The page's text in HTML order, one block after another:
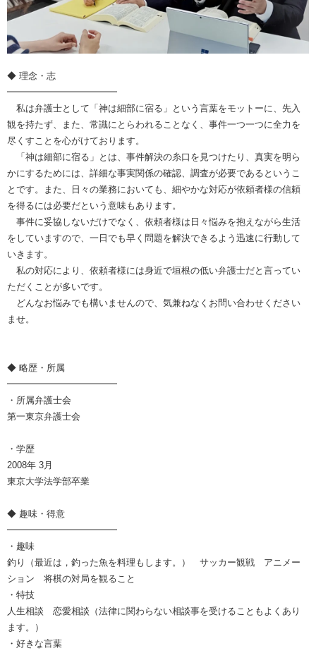
◆ 理念・志
━━━━━━━━━━━━
私は弁護士として「神は細部に宿る」という言葉をモットーに、先入
観を持たず、また、常識にとらわれることなく、事件一つ一つに全力を
尽くすことを心がけております。
「神は細部に宿る」とは、事件解決の糸口を見つけたり、真実を明ら
かにするためには、詳細な事実関係の確認、調査が必要であるというこ
とです。また、日々の業務においても、細やかな対応が依頼者様の信頼
を得るには必要だという意味もあります。
事件に妥協しないだけでなく、依頼者様は日々悩みを抱えながら生活
をしていますので、一日でも早く問題を解決できるよう迅速に行動して
いきます。
私の対応により、依頼者様には身近で垣根の低い弁護士だと言ってい
ただくことが多いです。
どんなお悩みでも構いませんので、気兼ねなくお問い合わせください
ませ。
◆ 略歴・所属
━━━━━━━━━━━━
・所属弁護士会
第一東京弁護士会
・学歴
2008年 3月
東京大学法学部卒業
◆ 趣味・得意
━━━━━━━━━━━━
・趣味
釣り（最近は，釣った魚を料理もします。） サッカー観戦 アニメー
ション 将棋の対局を観ること
・特技
人生相談 恋愛相談（法律に関わらない相談事を受けることもよくあり
ます。）
・好きな言葉